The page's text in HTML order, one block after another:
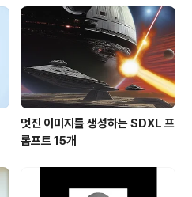
진 같기도 합니다.
많아서 이 그림을
니다. 특히 오른
멋진 이미지를 생성하는 SDXL 프
롬프트 15개